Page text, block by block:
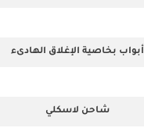
أبواب بخاصية الإغلاق الهادىء
شاحن لاسكلي